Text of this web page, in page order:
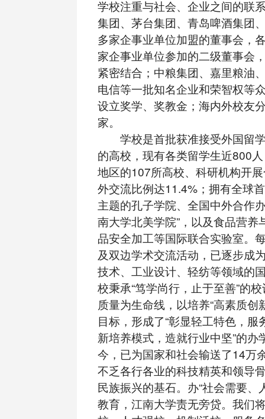
学校注重与社会、企业之间的联
集团、茅台集团、青岛啤酒集团
多家企事业单位加盟的董事会，
家企事业单位参加的二级董事会
紧密结合；中粮集团、嘉里粮油
电信等一批知名企业和荣智权等
设立奖学、奖教金；海内外校友
家。
学校是首批获准接受外国留
的高校，现有各类留学生近800
地区的107所高校、科研机构开
外交流比例达11.4%；拥有全球
主题的孔子学院、全国中外合作
南大学北美学院”，以及食品营养
品安全加工等国际联合实验室。
及双边学术交流活动，已逐步成
技术、工业设计、轻纺等领域的
校秉承“笃学尚行，止于至善”的
质量为生命线，以培养“高素质创
目标，形成了“彰显轻工特色，服
新培养模式，造就行业中坚”的办
今，已为国家和社会输送了14万
不乏各行各业的科技精英和领
民族振兴的基石。办“社会需要、
教育，江南大学责无旁贷。我们